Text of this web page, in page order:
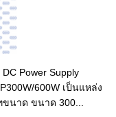
Power Supply
600W เป็นแหล่ง
นาด ขนาด 300...